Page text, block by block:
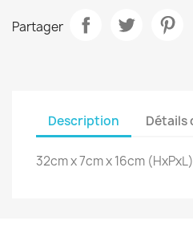
Partager
Description Détails
32cm x 7cm x 16cm (HxPxL)